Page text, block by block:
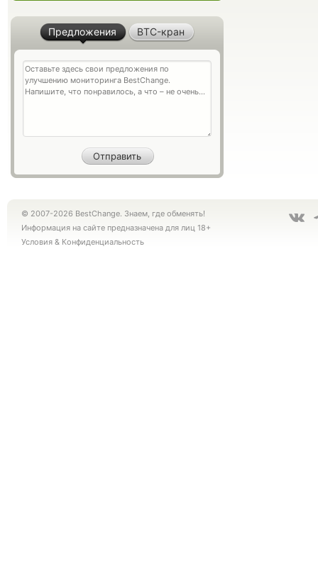
Предложения BTC-кран
© 2007-2026 BestChange. Знаем, где обменять!
Информация на сайте предназначена для лиц 18+
Условия & Конфиденциальность